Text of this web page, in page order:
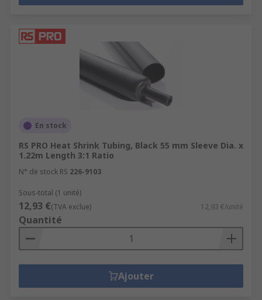
En stock
RS PRO Heat Shrink Tubing, Black 55 mm Sleeve Dia. x
1.22m Length 3:1 Ratio
N° de stock RS 226-9103
Sous-total (1 unité)
12,93 €(TVA exclue) 12,93 €/unité
Quantité
Ajouter